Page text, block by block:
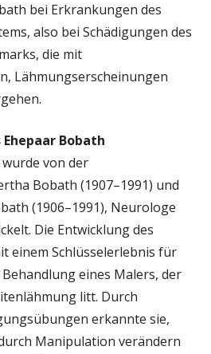
bei Erkrankungen des
also bei Schädigungen des
die mit
Lähmungserscheinungen
Bobath
von der
Bobath (1907–1991) und
(1906–1991), Neurologe
Die Entwicklung des
einem Schlüsselerlebnis für
eines Malers, der
litt. Durch
erkannte sie,
Manipulation verändern